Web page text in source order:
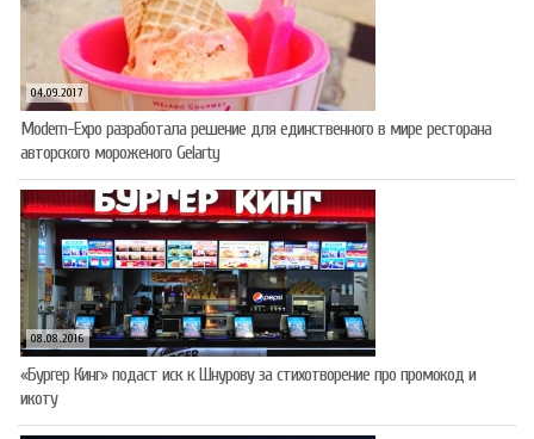
04.09.2017
Modern-Expo разработала решение для единственного в мире ресторана
авторского мороженого Gelarty
08.08.2016
«Бургер Кинг» подаст иск к Шнурову за стихотворение про промокод и
икоту